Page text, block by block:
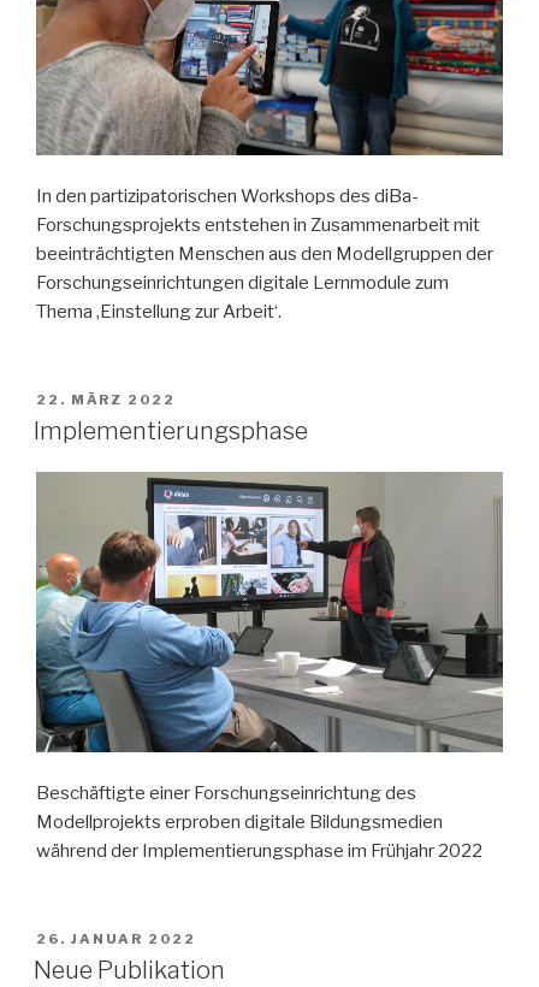
In den partizipatorischen Workshops des diBa-
Forschungsprojekts entstehen in Zusammenarbeit mit
beeinträchtigten Menschen aus den Modellgruppen der
Forschungseinrichtungen digitale Lernmodule zum
Thema ‚Einstellung zur Arbeit‘.
VERÖFFENTLICHT
AM
22. MÄRZ 2022
Implementierungsphase
Beschäftigte einer Forschungseinrichtung des
Modellprojekts erproben digitale Bildungsmedien
während der Implementierungsphase im Frühjahr 2022
VERÖFFENTLICHT
AM
26. JANUAR 2022
Neue Publikation